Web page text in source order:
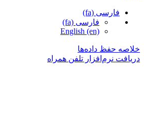
فارسی ‎(fa)‎
فارسی ‎(fa)‎
English ‎(en)‎
خلاصه حفظ داده‌ها
دریافت نرم‌افزار تلفن همراه